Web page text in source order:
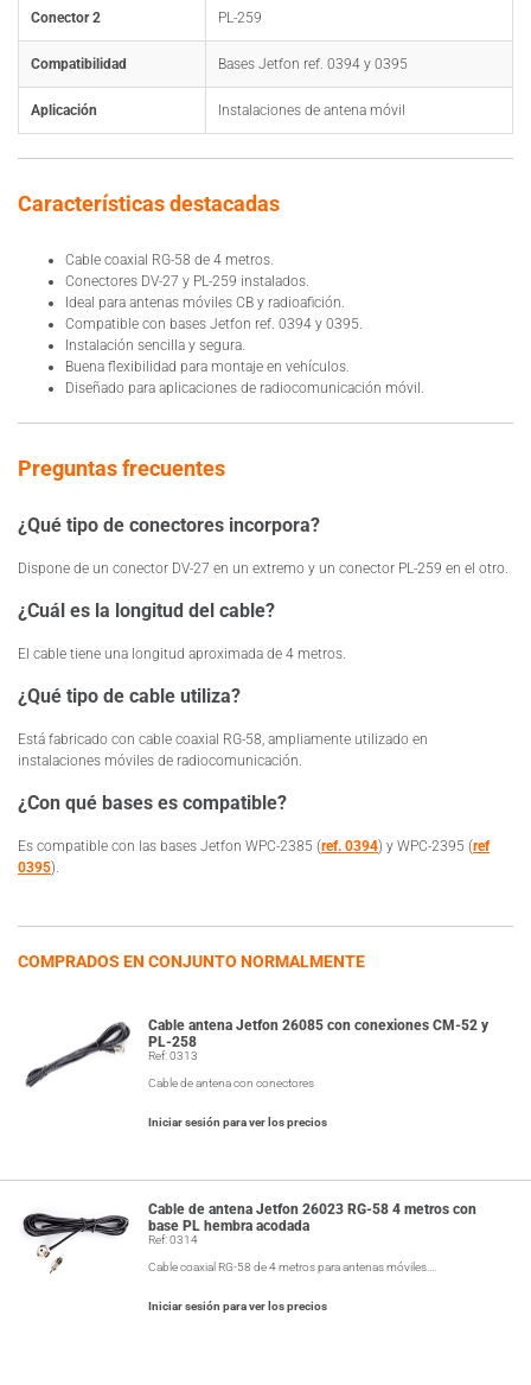
Conector 2 PL-259
Compatibilidad Bases Jetfon ref. 0394 y 0395
Aplicación Instalaciones de antena móvil
Características destacadas
Cable coaxial RG-58 de 4 metros.
Conectores DV-27 y PL-259 instalados.
Ideal para antenas móviles CB y radioafición.
Compatible con bases Jetfon ref. 0394 y 0395.
Instalación sencilla y segura.
Buena flexibilidad para montaje en vehículos.
Diseñado para aplicaciones de radiocomunicación móvil.
Preguntas frecuentes
¿Qué tipo de conectores incorpora?
Dispone de un conector DV-27 en un extremo y un conector PL-259 en el otro.
¿Cuál es la longitud del cable?
El cable tiene una longitud aproximada de 4 metros.
¿Qué tipo de cable utiliza?
Está fabricado con cable coaxial RG-58, ampliamente utilizado en
instalaciones móviles de radiocomunicación.
¿Con qué bases es compatible?
Es compatible con las bases Jetfon WPC-2385 (ref. 0394) y WPC-2395 (ref
0395).
COMPRADOS EN CONJUNTO NORMALMENTE
Cable antena Jetfon 26085 con conexiones CM-52 y
PL-258
Ref: 0313
Cable de antena con conectores
Iniciar sesión para ver los precios
Cable de antena Jetfon 26023 RG-58 4 metros con
base PL hembra acodada
Ref: 0314
Cable coaxial RG-58 de 4 metros para antenas móviles.…
Iniciar sesión para ver los precios